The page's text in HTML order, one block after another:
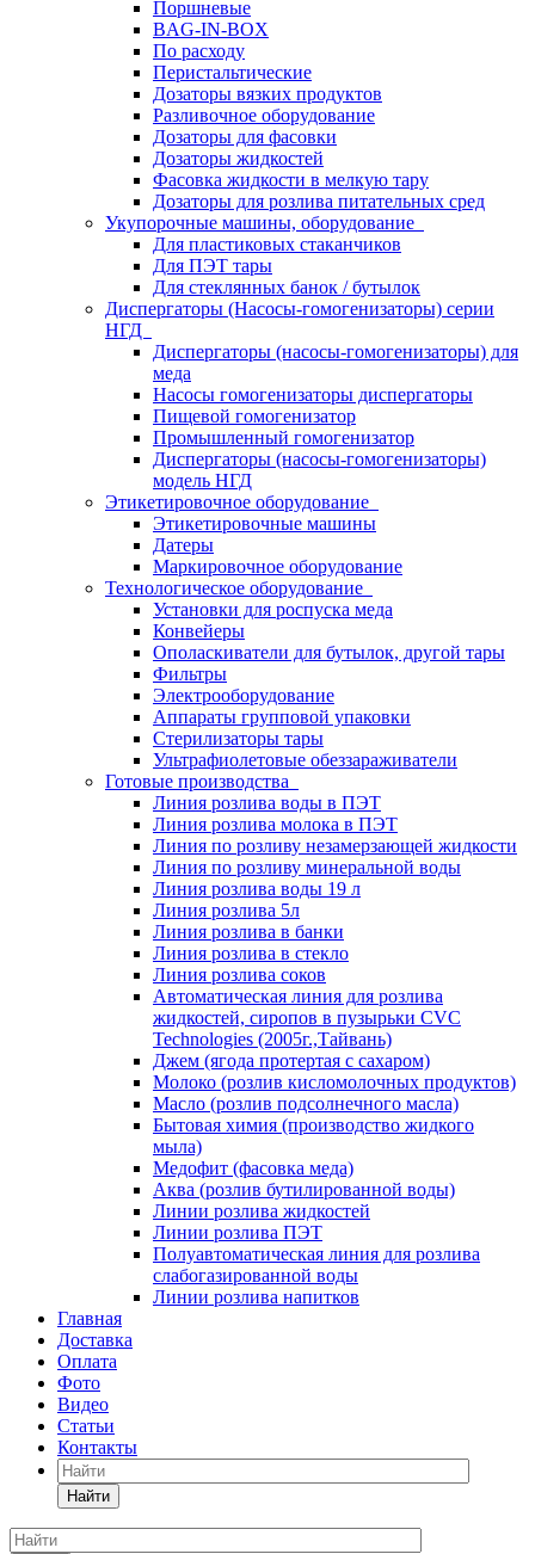
Поршневые
BAG-IN-BOX
По расходу
Перистальтические
Дозаторы вязких продуктов
Разливочное оборудование
Дозаторы для фасовки
Дозаторы жидкостей
Фасовка жидкости в мелкую тару
Дозаторы для розлива питательных сред
Укупорочные машины, оборудование
Для пластиковых стаканчиков
Для ПЭТ тары
Для стеклянных банок / бутылок
Диспергаторы (Насосы-гомогенизаторы) серии
НГД
Диспергаторы (насосы-гомогенизаторы) для
меда
Насосы гомогенизаторы диспергаторы
Пищевой гомогенизатор
Промышленный гомогенизатор
Диспергаторы (насосы-гомогенизаторы)
модель НГД
Этикетировочное оборудование
Этикетировочные машины
Датеры
Маркировочное оборудование
Технологическое оборудование
Установки для роспуска меда
Конвейеры
Ополаскиватели для бутылок, другой тары
Фильтры
Электрооборудование
Аппараты групповой упаковки
Стерилизаторы тары
Ультрафиолетовые обеззараживатели
Готовые производства
Линия розлива воды в ПЭТ
Линия розлива молока в ПЭТ
Линия по розливу незамерзающей жидкости
Линия по розливу минеральной воды
Линия розлива воды 19 л
Линия розлива 5л
Линия розлива в банки
Линия розлива в стекло
Линия розлива соков
Автоматическая линия для розлива
жидкостей, сиропов в пузырьки CVC
Technologies (2005г.,Тайвань)
Джем (ягода протертая с сахаром)
Молоко (розлив кисломолочных продуктов)
Масло (розлив подсолнечного масла)
Бытовая химия (производство жидкого
мыла)
Медофит (фасовка меда)
Аква (розлив бутилированной воды)
Линии розлива жидкостей
Линии розлива ПЭТ
Полуавтоматическая линия для розлива
слабогазированной воды
Линии розлива напитков
Главная
Доставка
Оплата
Фото
Видео
Статьи
Контакты
Найти